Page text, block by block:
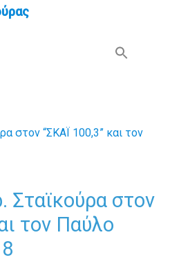
Σταϊκούρα στον
τον Παύλο